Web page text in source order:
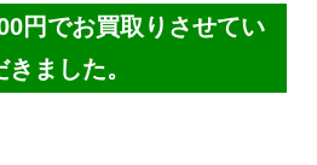
円でお買取りさせてい
きました。